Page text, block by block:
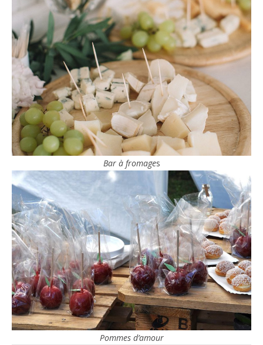
Bar à fromages
Pommes d’amour